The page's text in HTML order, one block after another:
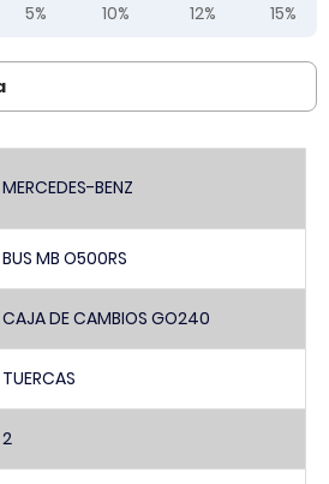
5% 10% 12% 15%
MERCEDES-BENZ
BUS MB O500RS
CAJA DE CAMBIOS GO240
TUERCAS
2